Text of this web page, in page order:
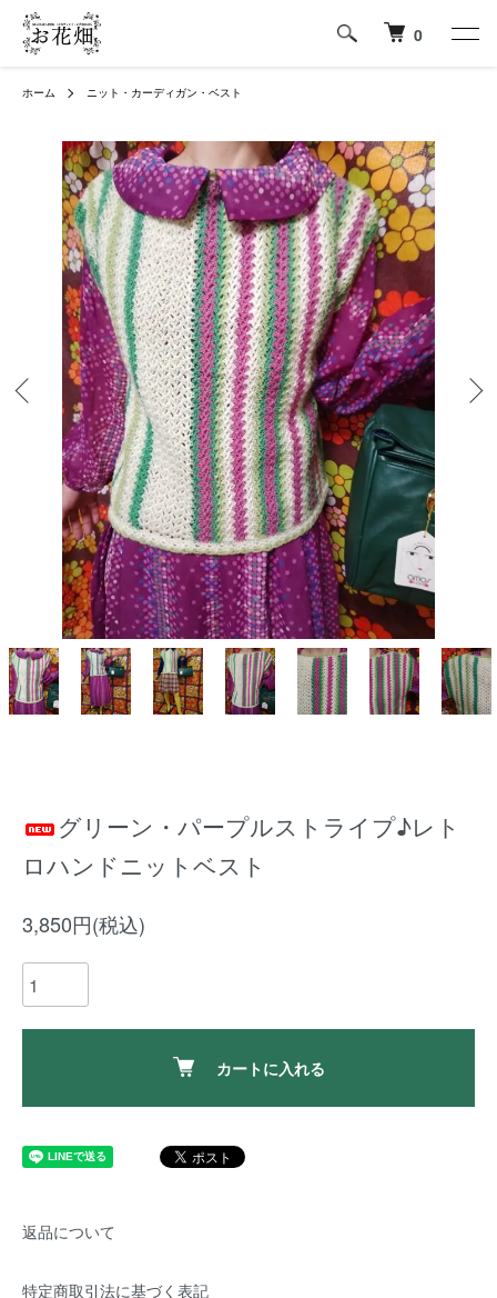
0
ホーム ニット・カーディガン・ベスト
グリーン・パープルストライプ♪レト
ロハンドニットベスト
3,850円(税込)
カートに入れる
返品について
特定商取引法に基づく表記